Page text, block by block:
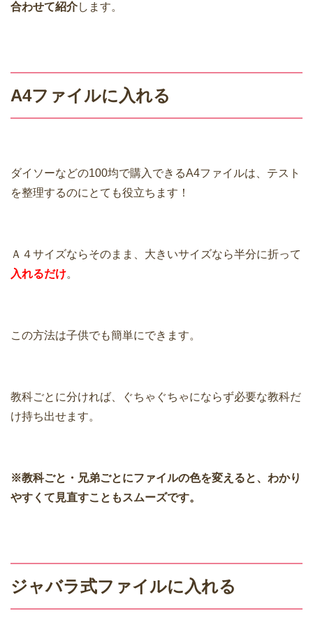
合わせて紹介します。
A4ファイルに入れる
ダイソーなどの100均で購入できるA4ファイルは、テスト
を整理するのにとても役立ちます！
Ａ４サイズならそのまま、大きいサイズなら半分に折って
入れるだけ。
この方法は子供でも簡単にできます。
教科ごとに分ければ、ぐちゃぐちゃにならず必要な教科だ
け持ち出せます。
※教科ごと・兄弟ごとにファイルの色を変えると、わかり
やすくて見直すこともスムーズです。
ジャバラ式ファイルに入れる